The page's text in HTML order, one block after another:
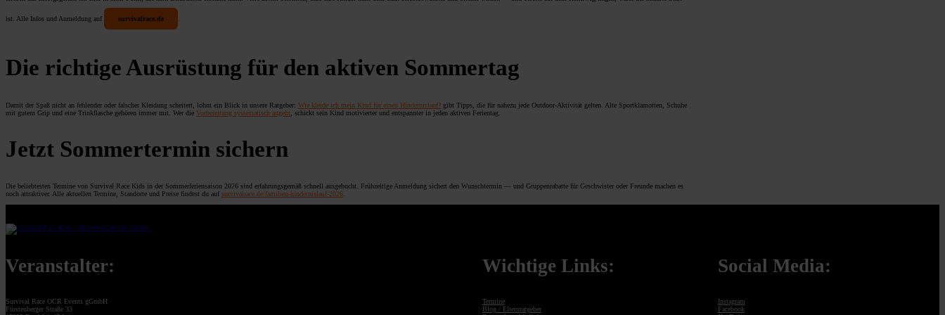
ist. Alle Infos und Anmeldung auf survivalrace.de .
Die richtige Ausrüstung für den aktiven Sommertag
Damit der Spaß nicht an fehlender oder falscher Kleidung scheitert, lohnt ein Blick in unsere Ratgeber: Wie kleide ich mein Kind für einen Hindernislauf? gibt Tipps, die für nahezu jede Outdoor-Aktivität gelten. Alte Sportklamotten, Schuhe
mit gutem Grip und eine Trinkflasche gehören immer mit. Wer die Vorbereitung systematisch angeht , schickt sein Kind motivierter und entspannter in jeden aktiven Ferientag.
Jetzt Sommertermin sichern
Die beliebtesten Termine von Survival Race Kids in der Sommerferiensaison 2026 sind erfahrungsgemäß schnell ausgebucht. Frühzeitige Anmeldung sichert den Wunschtermin — und Gruppenrabatte für Geschwister oder Freunde machen es
noch attraktiver. Alle aktuellen Termine, Standorte und Preise findest du auf survivalrace.de/familien-hindernislauf-2026
Veranstalter:
Survival Race OCR Events gGmbH
Fürstenberger Straße 33
Wichtige Links:
Termine
Blog / Elternratgeber
Social Media:
Instagram
Facebook